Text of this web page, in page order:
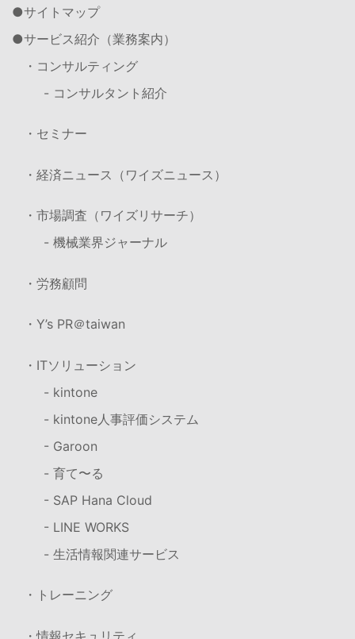
サイトマップ
サービス紹介（業務案内）
・コンサルティング
- コンサルタント紹介
・セミナー
・経済ニュース（ワイズニュース）
・市場調査（ワイズリサーチ）
- 機械業界ジャーナル
・労務顧問
・Y’s PR＠taiwan
・ITソリューション
- kintone
- kintone人事評価システム
- Garoon
- 育て〜る
- SAP Hana Cloud
- LINE WORKS
- 生活情報関連サービス
・トレーニング
・情報セキュリティ